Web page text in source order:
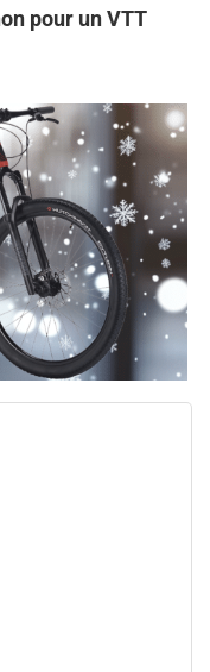
pour un VTT